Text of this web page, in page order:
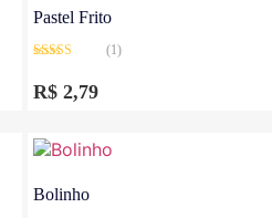
Pastel Frito
5.00de 5
(1)
R$2,79
Bolinho